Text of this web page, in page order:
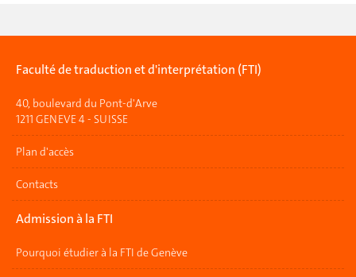
Faculté de traduction et d'interprétation (FTI)
40, boulevard du Pont-d'Arve
1211 GENEVE 4 - SUISSE
Plan d'accès
Contacts
Admission à la FTI
Pourquoi étudier à la FTI de Genève